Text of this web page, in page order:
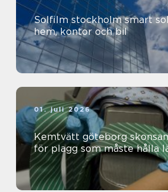
Solfilm stockholm smart solskydd för
hem, kontor och bil
01. juli 2026
Kemtvätt göteborg skonsam rengöring
för plagg som måste hålla